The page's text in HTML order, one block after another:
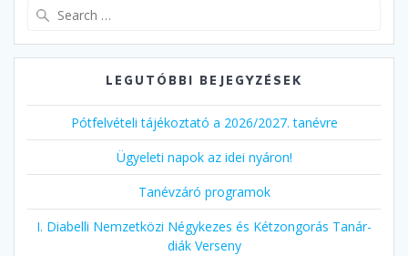
LEGUTÓBBI BEJEGYZÉSEK
Pótfelvételi tájékoztató a 2026/2027. tanévre
Ügyeleti napok az idei nyáron!
Tanévzáró programok
I. Diabelli Nemzetközi Négykezes és Kétzongorás Tanár-
diák Verseny